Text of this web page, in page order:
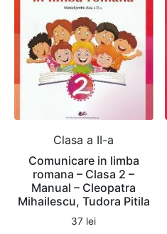
Clasa a II-a
Comunicare in limba
romana – Clasa 2 –
Manual – Cleopatra
Mihailescu, Tudora Pitila
37 lei